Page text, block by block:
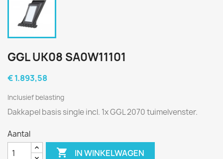
GGL UK08 SA0W11101
€ 1.893,58
Inclusief belasting
Dakkapel basis single incl. 1x GGL 2070 tuimelvenster.
Aantal
 IN WINKELWAGEN